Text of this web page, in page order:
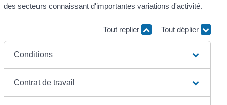
des secteurs connaissant d'importantes variations d'activité.
Tout replier Tout déplier
Conditions
Contrat de travail